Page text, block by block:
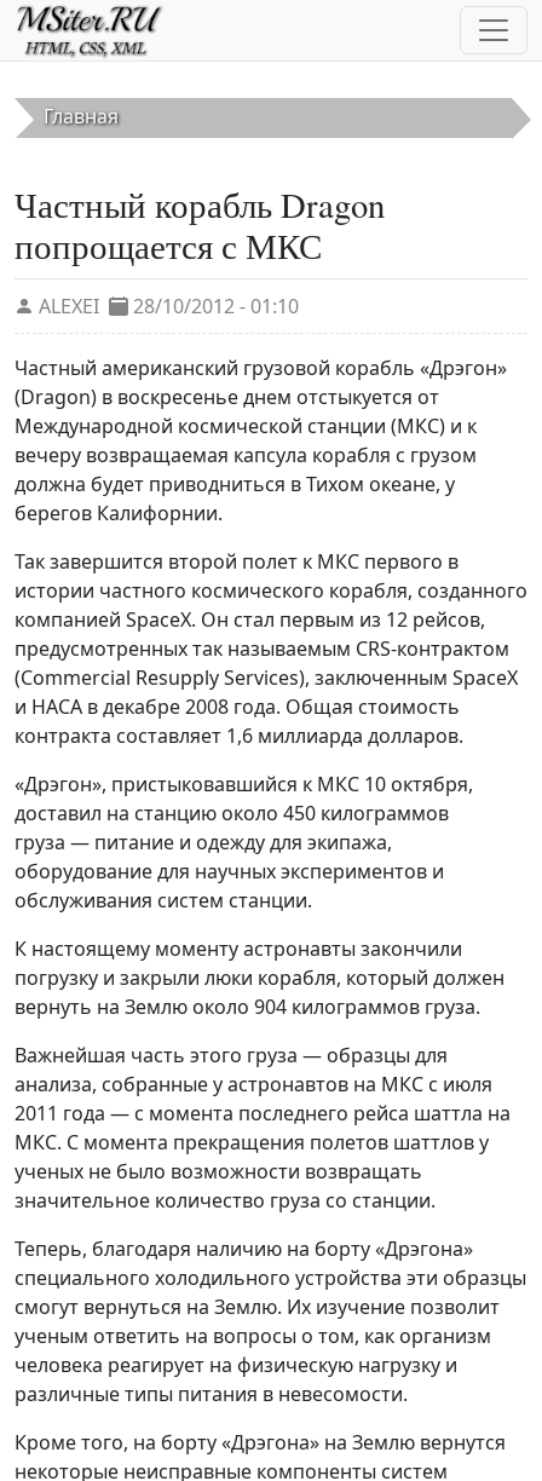
Перейти к основному содержанию
Главная
Частный корабль Dragon
попрощается с МКС
ALEXEI 28/10/2012 - 01:10
Частный американский грузовой корабль «Дрэгон»
(Dragon) в воскресенье днем отстыкуется от
Международной космической станции (МКС) и к
вечеру возвращаемая капсула корабля с грузом
должна будет приводниться в Тихом океане, у
берегов Калифорнии.
Так завершится второй полет к МКС первого в
истории частного космического корабля, созданного
компанией SpaceX. Он стал первым из 12 рейсов,
предусмотренных так называемым CRS-контрактом
(Commercial Resupply Services), заключенным SpaceX
и НАСА в декабре 2008 года. Общая стоимость
контракта составляет 1,6 миллиарда долларов.
«Дрэгон», пристыковавшийся к МКС 10 октября,
доставил на станцию около 450 килограммов
груза — питание и одежду для экипажа,
оборудование для научных экспериментов и
обслуживания систем станции.
К настоящему моменту астронавты закончили
погрузку и закрыли люки корабля, который должен
вернуть на Землю около 904 килограммов груза.
Важнейшая часть этого груза — образцы для
анализа, собранные у астронавтов на МКС с июля
2011 года — с момента последнего рейса шаттла на
МКС. С момента прекращения полетов шаттлов у
ученых не было возможности возвращать
значительное количество груза со станции.
Теперь, благодаря наличию на борту «Дрэгона»
специального холодильного устройства эти образцы
смогут вернуться на Землю. Их изучение позволит
ученым ответить на вопросы о том, как организм
человека реагирует на физическую нагрузку и
различные типы питания в невесомости.
Кроме того, на борту «Дрэгона» на Землю вернутся
некоторые неисправные компоненты систем